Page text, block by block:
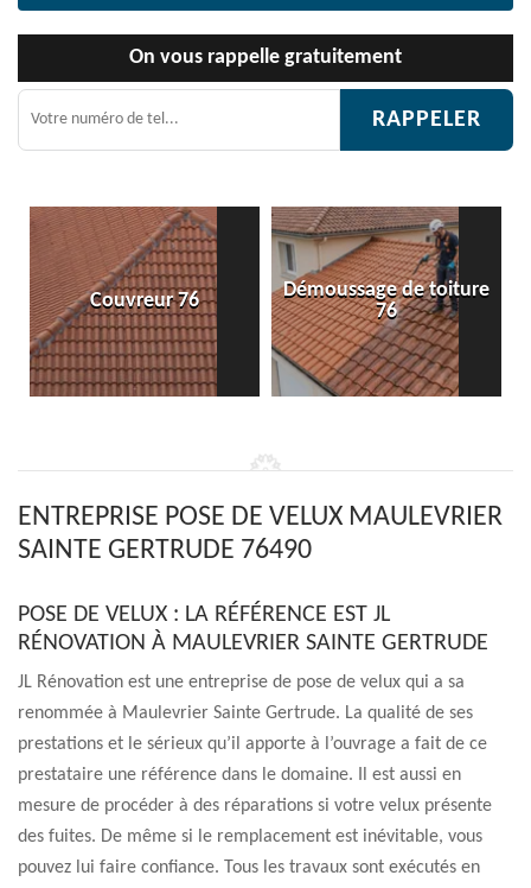
On vous rappelle gratuitement
Démoussage de toiture
76
Etanchéité toiture 76
ENTREPRISE POSE DE VELUX MAULEVRIER
SAINTE GERTRUDE 76490
POSE DE VELUX : LA RÉFÉRENCE EST JL
RÉNOVATION À MAULEVRIER SAINTE GERTRUDE
JL Rénovation est une entreprise de pose de velux qui a sa
renommée à Maulevrier Sainte Gertrude. La qualité de ses
prestations et le sérieux qu’il apporte à l’ouvrage a fait de ce
prestataire une référence dans le domaine. Il est aussi en
mesure de procéder à des réparations si votre velux présente
des fuites. De même si le remplacement est inévitable, vous
pouvez lui faire confiance. Tous les travaux sont exécutés en